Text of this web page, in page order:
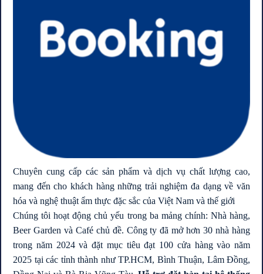
Vị trí: 940 đường 3/2, P.15,..
Giá: Liên hệ 0939 68 62 68
Giá: Liên hệ 0939686268 để được cập
SUNRISE RIVERSIDE
Vị trí: Khu Biệt Thự Trần..
Giá: Liên hệ 0939 68 62 68
SUNRISE CITY VIEW
Chuyên cung cấp các sản phẩm và dịch vụ chất lượng cao,
mang đến cho khách hàng những trải nghiệm đa dạng về văn
hóa và nghệ thuật ẩm thực đặc sắc của Việt Nam và thế giới
Chúng tôi hoạt động chủ yếu trong ba mảng chính: Nhà hàng,
Beer Garden và Café chủ đề. Công ty đã mở hơn 30 nhà hàng
trong năm 2024 và đặt mục tiêu đạt 100 cửa hàng vào năm
2025 tại các tỉnh thành như TP.HCM, Bình Thuận, Lâm Đồng,